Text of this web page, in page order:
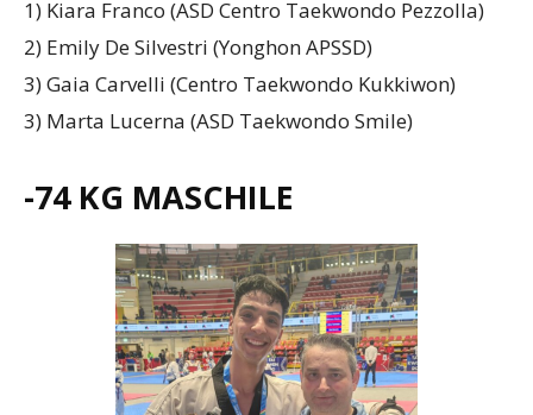
1) Kiara Franco (ASD Centro Taekwondo Pezzolla)
2) Emily De Silvestri (Yonghon APSSD)
3) Gaia Carvelli (Centro Taekwondo Kukkiwon)
3) Marta Lucerna (ASD Taekwondo Smile)
-74 KG MASCHILE